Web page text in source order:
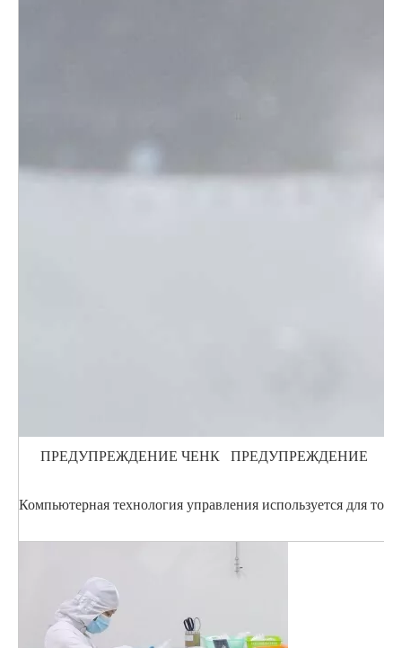
ПРЕДУПРЕЖДЕНИЕ ЧЕНК ПРЕДУПРЕЖДЕНИЕ
Компьютерная технология управления используется для